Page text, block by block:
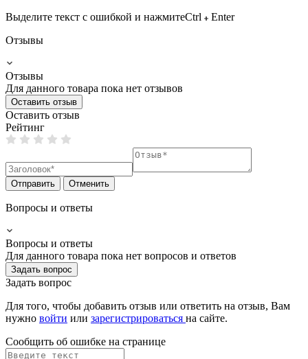
Выделите текст с ошибкой и нажмитеCtrl
Enter
Отзывы
Отзывы
Для данного товара пока нет отзывов
Оставить отзыв
Оставить отзыв
Рейтинг
Отправить Отменить
Вопросы и ответы
Вопросы и ответы
Для данного товара пока нет вопросов и ответов
Задать вопрос
Задать вопрос
Для того, чтобы добавить отзыв или ответить на отзыв, Вам
нужно войти или зарегистрироваться на сайте.
Сообщить об ошибке на страницe